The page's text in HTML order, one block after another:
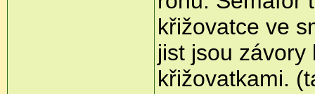
křižovatce ve
jist jsou
křižovatkami.